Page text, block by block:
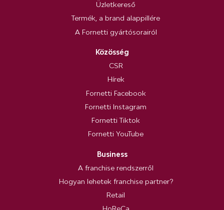
Üzletkereső
Termék, a brand alappillére
A Fornetti gyártósorairól
Közösség
CSR
Hírek
Fornetti Facebook
Fornetti Instagram
Fornetti Tiktok
Fornetti YouTube
Business
A franchise rendszerről
Hogyan lehetek franchise partner?
Retail